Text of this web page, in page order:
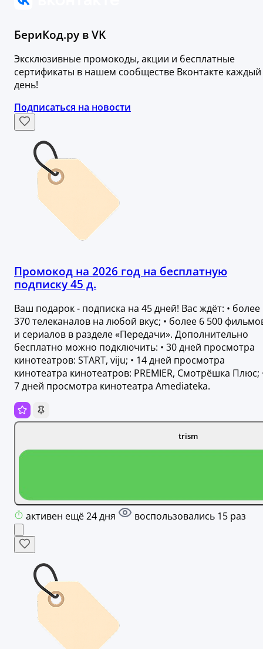
БериКод.ру в VK
Эксклюзивные промокоды, акции и бесплатные
сертификаты в нашем сообществе Вконтакте каждый
день!
Подписаться на новости
Промокод на 2026 год на бесплатную
подписку 45 д.
Ваш подарок - подписка на 45 дней! Вас ждёт: • более
370 телеканалов на любой вкус; • более 6 500
и сериалов в разделе «Передачи». Дополнительно
бесплатно можно подключить: • 30 дней просмотра
кинотеатров: START, viju; • 14 дней просмотра
кинотеатра кинотеатров: PREMIER, Смотрёшка Плюс;
7 дней просмотра кинотеатра Amediateka.
trism
активен ещё 24 дня воспользовались 15 раз